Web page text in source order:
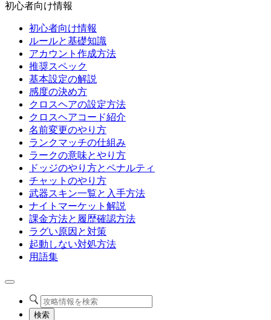
初心者向け情報
初心者向け情報
ルールと基礎知識
アカウント作成方法
推奨スペック
基本設定の解説
感度の決め方
クロスヘアの設定方法
クロスヘアコード紹介
名前変更のやり方
ランクマッチの仕組み
ラークの意味とやり方
ドッジのやり方とペナルティ
チャットのやり方
武器スキン一覧と入手方法
ナイトマーケット解説
課金方法と履歴確認方法
ラグい原因と対策
起動しない対処方法
用語集
検索